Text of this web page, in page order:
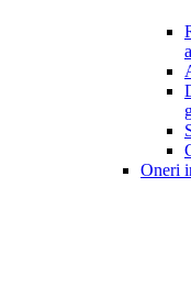
Oneri